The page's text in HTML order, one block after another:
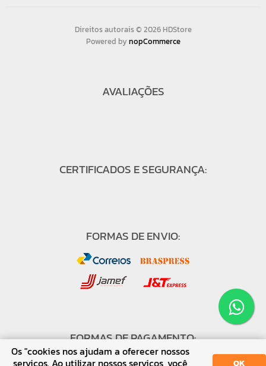
Direitos autorais © 2026 HDStore
Powered bynopCommerce
AVALIAÇÕES
CERTIFICADOS E SEGURANÇA:
FORMAS DE ENVIO:
FORMAS DE PAGAMENTO:
Os "cookies nos ajudam a oferecer nossos
serviços. Ao utilizar nossos serviços, você
OK